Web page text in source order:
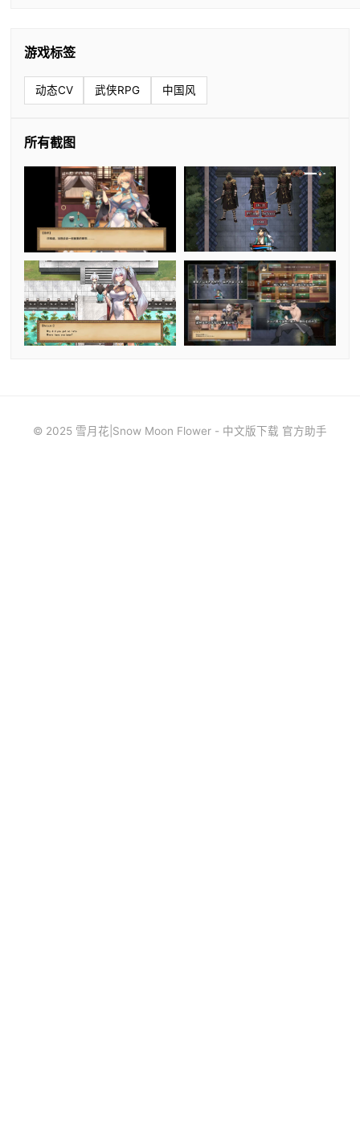
游戏标签
动态CV 武侠RPG 中国风
所有截图
© 2025 雪月花|Snow Moon Flower - 中文版下载 官方助手